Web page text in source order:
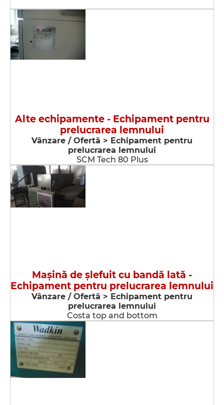
Alte echipamente - Echipament pentru
prelucrarea lemnului
Vânzare / Ofertă > Echipament pentru
prelucrarea lemnului
SCM Tech 80 Plus
Maşină de şlefuit cu bandă lată -
Echipament pentru prelucrarea lemnului
Vânzare / Ofertă > Echipament pentru
prelucrarea lemnului
Costa top and bottom